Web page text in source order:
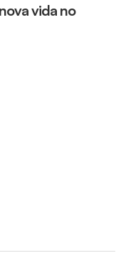
vida no